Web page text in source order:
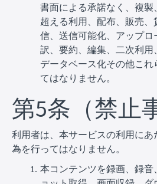
書面による承諾なく、複
超える利用、配布、販売
信、送信可能化、アップ
訳、要約、編集、二次利用
データベース化その他こ
てはなりません。
第5条（禁止
利用者は、本サービスの利用に
為を行ってはなりません。
本コンテンツを録画、録